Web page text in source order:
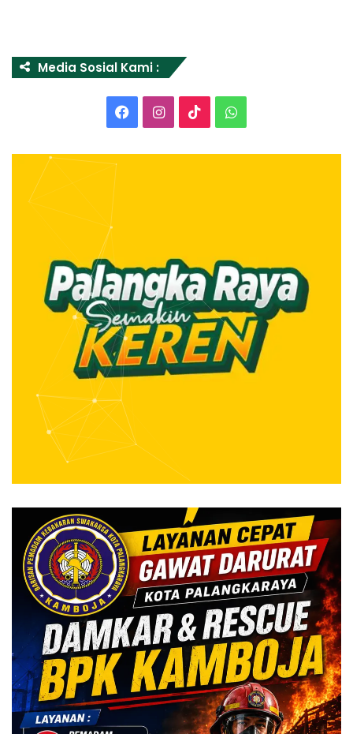
Media Sosial Kami :
FacebookInstagram
TikTokWhatsApp